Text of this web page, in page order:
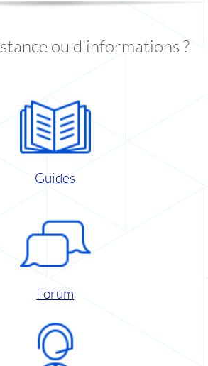
ou d'informations ?
Guides
Forum